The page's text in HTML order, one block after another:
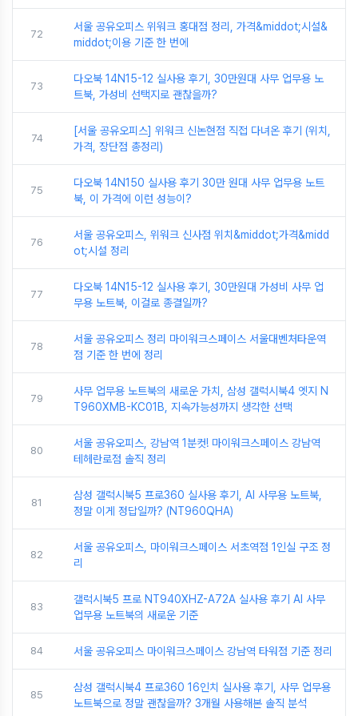
72
서울 공유오피스 위워크 홍대점 정리, 가격&middot;시설&
middot;이용 기준 한 번에
73
다오북 14N15-12 실사용 후기, 30만원대 사무 업무용 노
트북, 가성비 선택지로 괜찮을까?
74
[서울 공유오피스] 위워크 신논현점 직접 다녀온 후기 (위치,
가격, 장단점 총정리)
75
다오북 14N150 실사용 후기 30만 원대 사무 업무용 노트
북, 이 가격에 이런 성능이?
76
서울 공유오피스, 위워크 신사점 위치&middot;가격&midd
ot;시설 정리
77
다오북 14N15-12 실사용 후기, 30만원대 가성비 사무 업
무용 노트북, 이걸로 종결일까?
78
서울 공유오피스 정리 마이워크스페이스 서울대벤처타운역
점 기준 한 번에 정리
79
사무 업무용 노트북의 새로운 가치, 삼성 갤럭시북4 엣지 N
T960XMB-KC01B, 지속가능성까지 생각한 선택
80
서울 공유오피스, 강남역 1분컷! 마이워크스페이스 강남역
테헤란로점 솔직 정리
81
삼성 갤럭시북5 프로360 실사용 후기, AI 사무용 노트북,
정말 이게 정답일까? (NT960QHA)
82
서울 공유오피스, 마이워크스페이스 서초역점 1인실 구조 정
리
83
갤럭시북5 프로 NT940XHZ-A72A 실사용 후기 AI 사무
업무용 노트북의 새로운 기준
84 서울 공유오피스 마이워크스페이스 강남역 타워점 기준 정리
85
삼성 갤럭시북4 프로360 16인치 실사용 후기, 사무 업무용
노트북으로 정말 괜찮을까? 3개월 사용해본 솔직 분석